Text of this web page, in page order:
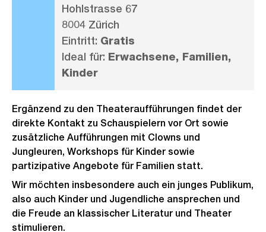
Hohlstrasse 67
8004 Zürich
Eintritt: Gratis
Ideal für: Erwachsene, Familien,
Kinder
Ergänzend zu den Theateraufführungen findet der
direkte Kontakt zu Schauspielern vor Ort sowie
zusätzliche Aufführungen mit Clowns und
Jungleuren, Workshops für Kinder sowie
partizipative Angebote für Familien statt.
Wir möchten insbesondere auch ein junges Publikum,
also auch Kinder und Jugendliche ansprechen und
die Freude an klassischer Literatur und Theater
stimulieren.